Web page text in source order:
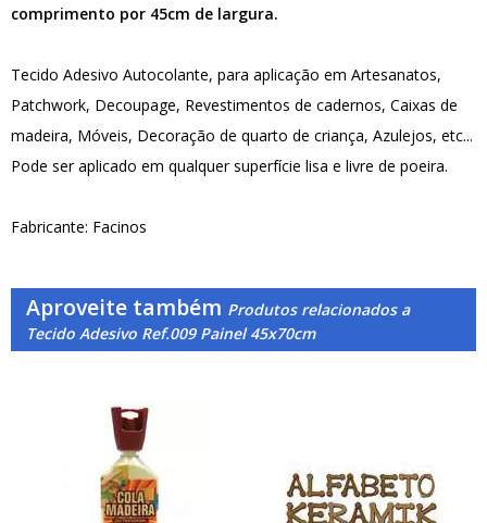
comprimento por 45cm de largura.
Tecido Adesivo Autocolante, para aplicação em Artesanatos,
Patchwork, Decoupage, Revestimentos de cadernos, Caixas de
madeira, Móveis, Decoração de quarto de criança, Azulejos, etc...
Pode ser aplicado em qualquer superfície lisa e livre de poeira.
Fabricante: Facinos
Aproveite também Produtos relacionados a
Tecido Adesivo Ref.009 Painel 45x70cm